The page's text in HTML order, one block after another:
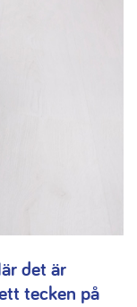
det är
tecken på